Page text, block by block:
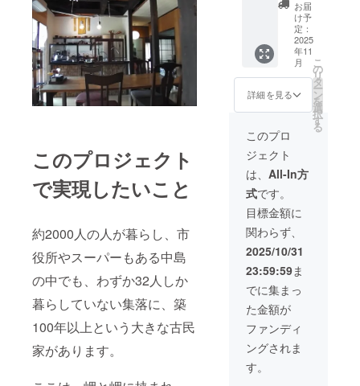
このプロジェクト
で実現したいこと
約2000人の人が暮らし、市
役所やスーパーもある中島
の中でも、わずか32人しか
暮らしていない集落に、築
100年以上という大きな古民
家があります。
わせ ・
内容
量
約2kg ※
愛媛県
産、保
法、消
費期限
は賞味
期限等
はお届
けのリ
ターン
に貼付
された
ラベル
や注意
書きを
ご確認
くださ
い。 ま
たは、
会費(入
会金
された
ラベルや注意書
きをご確認くだ
さい。 ＋ワー
クショップの参
加費 5,000円相
法：ワーク
ショップの参加
じて参加料が変
わります。
参加料は、
1.000円単位で設
定されていま
す。
※ワークショッ
プの開催案内
は、随時ご案内
します。
※設定された期
限までに、メー
ルでお申し込み
下さい。 2..共
有アトリエ使用
料(2.000円×3日
内に常設展示し
産の柑橘類詰め
合わせ ・名称
紅マドンナ・せ
とか・勘平等の
容量 約2kg
※ 愛媛県
消費期限もしく
は賞味期限等は
お届けのリター
ンに貼付
された
ラベルや注意書
きをご確認くだ
さい。 ＋共有
アトリエ使用料
(2.000円×5日分)
＋ワーク
ショップの参加
費10,000円相当
・ご利用方
法：ワーク
ショップの参加
料は、内容に応
じて参加料が変
わります。
示しま
・
掲載期
間：
2026年
3事業が
存続す
る限り
掲
載
・
掲載方
法：プ
レート
(サイズ
未定)を
作成し
て掲載
・
注意事
項：支
援時、
必ず備
お届
け予
定：
2025
年11
月
詳細を見る
こ
の
リ
タ
ー
ン
を
選
択
す
る
このプロ
ジェクト
は、 All-In方
式です。
目標金額に
関わらず、
2025/10/31
23:59:59ま
でに集まっ
た金額が
ファンディ
ングされま
す。